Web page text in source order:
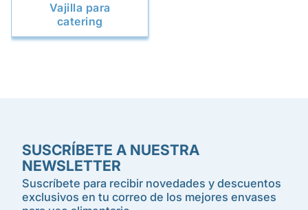
Vajilla para
catering
SUSCRÍBETE A NUESTRA
NEWSLETTER
Suscríbete para recibir novedades y descuentos
exclusivos en tu correo de los mejores envases